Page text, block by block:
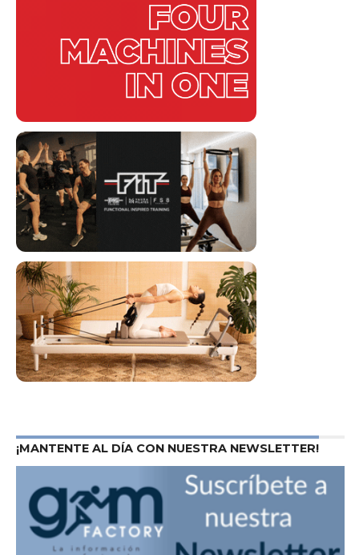
¡MANTENTE AL DÍA CON NUESTRA NEWSLETTER!